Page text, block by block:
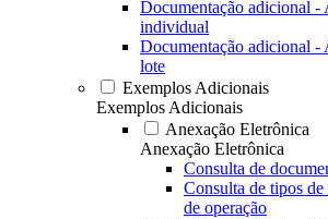
Documentação adicional -
individual
Documentação adicional -
lote
Exemplos Adicionais
Exemplos Adicionais
Anexação Eletrônica
Anexação Eletrônica
Consulta de
Consulta de tipos
de operação